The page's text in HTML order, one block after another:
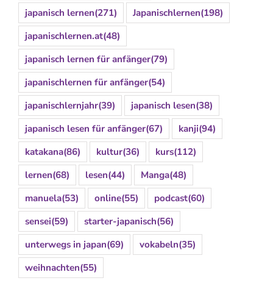
japanisch lernen(271) Japanischlernen(198)
japanischlernen.at(48)
japanisch lernen für anfänger(79)
japanischlernen für anfänger(54)
japanischlernjahr(39) japanisch lesen(38)
japanisch lesen für anfänger(67) kanji(94)
katakana(86) kultur(36) kurs(112)
lernen(68) lesen(44) Manga(48)
manuela(53) online(55) podcast(60)
sensei(59) starter-japanisch(56)
unterwegs in japan(69) vokabeln(35)
weihnachten(55)